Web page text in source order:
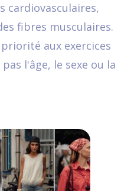
cardiovasculaires,
fibres musculaires.
aux exercices
l'âge, le sexe ou la